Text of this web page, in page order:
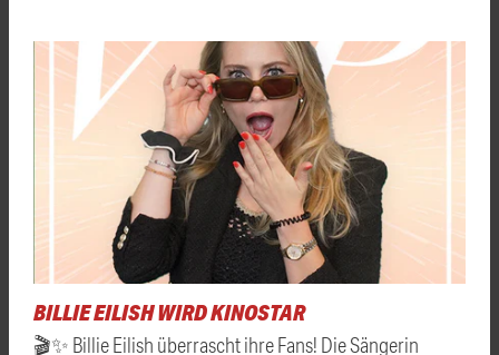
BILLIE EILISH WIRD KINOSTAR
🎬✨ Billie Eilish überrascht ihre Fans! Die Sängerin